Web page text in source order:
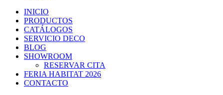
INICIO
PRODUCTOS
CATÁLOGOS
SERVICIO DECO
BLOG
SHOWROOM
RESERVAR CITA
FERIA HABITAT 2026
CONTACTO